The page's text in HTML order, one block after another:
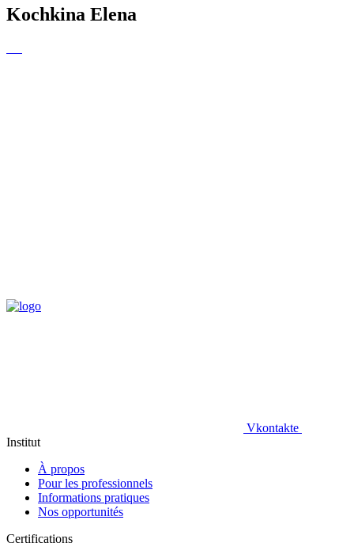
Kochkina Elena
Vkontakte
Institut
À propos
Pour les professionnels
Informations pratiques
Nos opportunités
Certifications